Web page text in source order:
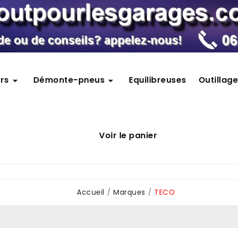
 Démonte-pneus  Equilibreuses Outillage
Voir le panier
Accueil Marques TECO